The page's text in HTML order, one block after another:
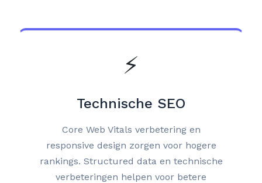
⚡
Technische SEO
Core Web Vitals verbetering en
responsive design zorgen voor hogere
rankings. Structured data en technische
verbeteringen helpen voor betere